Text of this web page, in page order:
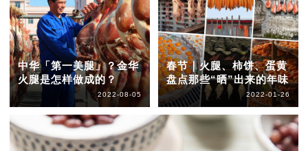
中华「第一美腿」？金华
火腿是怎样做成的？
2022-08-05
春节｜火腿、柿饼、蛋黄
盘点那些“晒”出来的年味
2022-01-26